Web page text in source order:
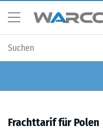
Frachttarif für Polen